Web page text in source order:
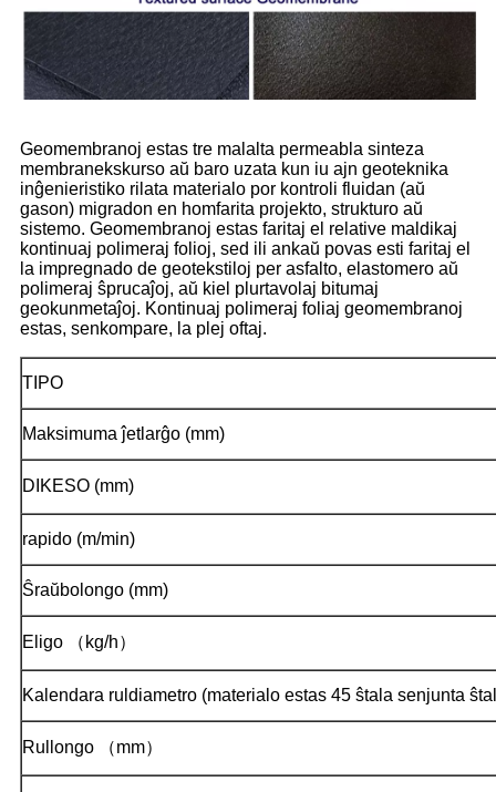
Geomembranoj estas tre malalta permeabla sinteza
membranekskurso aŭ baro uzata kun iu ajn geoteknika
inĝenieristiko rilata materialo por kontroli fluidan (aŭ
gason) migradon en homfarita projekto, strukturo aŭ
sistemo. Geomembranoj estas faritaj el relative maldikaj
kontinuaj polimeraj folioj, sed ili ankaŭ povas esti faritaj el
la impregnado de geotekstiloj per asfalto, elastomero aŭ
polimeraj ŝprucaĵoj, aŭ kiel plurtavolaj bitumaj
geokunmetaĵoj. Kontinuaj polimeraj foliaj geomembranoj
estas, senkompare, la plej oftaj.
TIPO
Maksimuma ĵetlarĝo (mm)
DIKESO (mm)
rapido (m/min)
Ŝraŭbolongo (mm)
Eligo （kg/h）
Kalendara ruldiametro (materialo estas 45 ŝtala senjunta
Rullongo （mm）